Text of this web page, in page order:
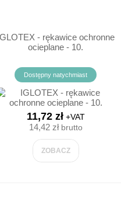
T-SHIRT / POLO
- rękawice ochronne
ocieplane - 10.
Dostępny natychmiast
11,72 zł+VAT
14,42 złbrutto
ZOBACZ